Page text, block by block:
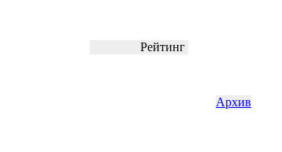
Рейтинг
Архив